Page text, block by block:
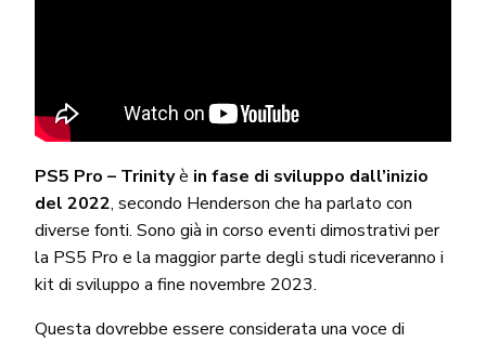
PS5 Pro – Trinityè in fase di sviluppo dall’inizio
del 2022, secondo Henderson che ha parlato con
diverse fonti. Sono già in corso eventi dimostrativi per
la PS5 Pro e la maggior parte degli studi riceveranno i
kit di sviluppo a fine novembre 2023.
Questa dovrebbe essere considerata una voce di